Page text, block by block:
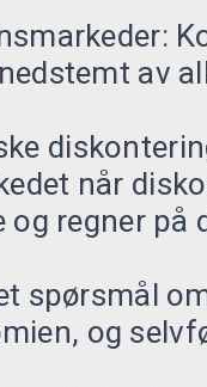
av
når
regner på
spørsmål
og